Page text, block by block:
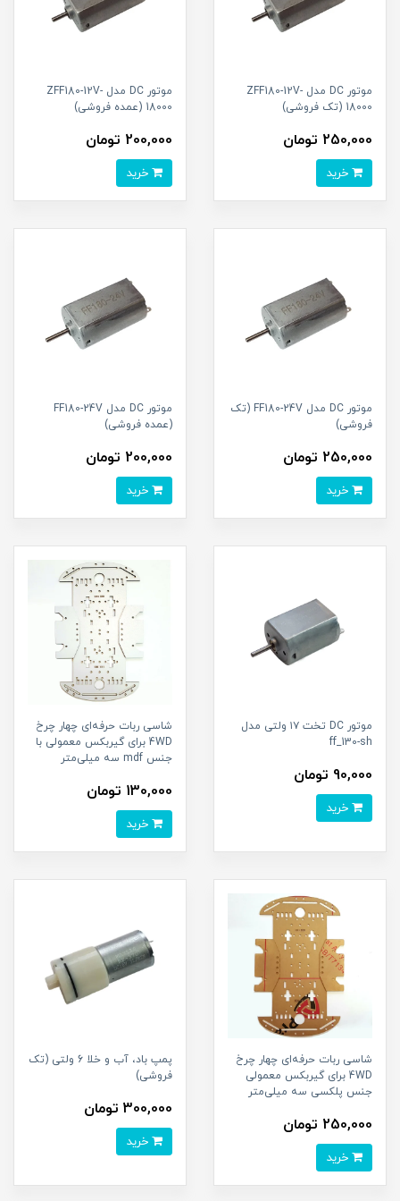
موتور DC مدل ZFF180-12V-
18000 (تک فروشی)
250,000 تومان
موتور DC مدل ZFF180-12V-
18000 (عمده فروشی)
200,000 تومان
موتور DC مدل FF180-24V (تک
فروشی)
250,000 تومان
موتور DC مدل FF180-24V
(عمده فروشی)
200,000 تومان
موتور DC تخت ۱۷ ولتی مدل
ff_130-sh
90,000 تومان
شاسی ربات حرفه‌ای چهار چرخ
4WD برای گیربکس معمولی با
جنس mdf سه میلی‌متر
130,000 تومان
شاسی ربات حرفه‌ای چهار چرخ
4WD برای گیربکس معمولی
جنس پلکسی سه میلی‌متر
250,000 تومان
پمپ باد، آب و خلا 6 ولتی (تک
فروشی)
300,000 تومان